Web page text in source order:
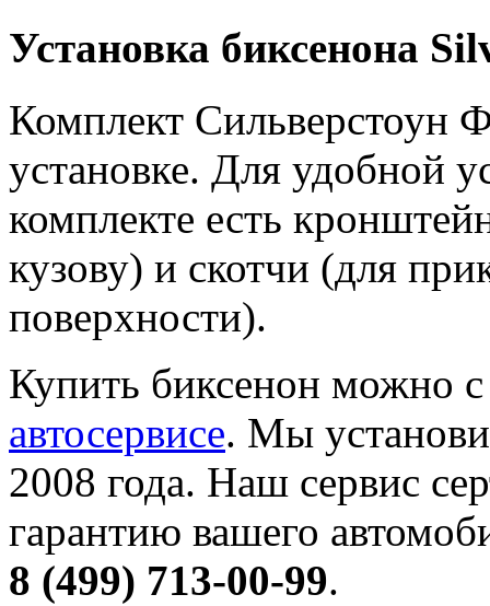
Установка биксенона
Комплект Сильверстоун
установке. Для удобной
комплекте есть
кузову) и скотчи (для
поверхности).
Купить биксенон можно
автосервисе. Мы
2008 года. Наш сервис
гарантию вашего
8 (499) 713-00-99.